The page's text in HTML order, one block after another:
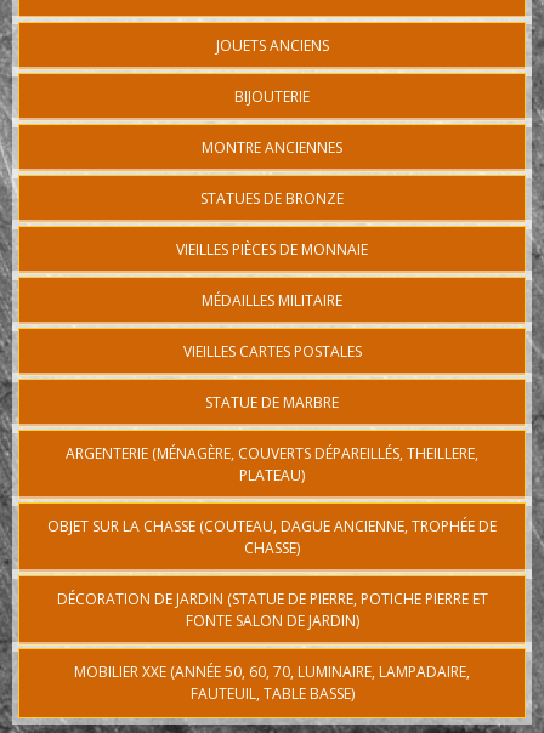
JOUETS ANCIENS
BIJOUTERIE
MONTRE ANCIENNES
STATUES DE BRONZE
VIEILLES PIÈCES DE MONNAIE
MÉDAILLES MILITAIRE
VIEILLES CARTES POSTALES
STATUE DE MARBRE
ARGENTERIE (MÉNAGÈRE, COUVERTS DÉPAREILLÉS, THEILLERE,
PLATEAU)
OBJET SUR LA CHASSE (COUTEAU, DAGUE ANCIENNE, TROPHÉE DE
CHASSE)
DÉCORATION DE JARDIN (STATUE DE PIERRE, POTICHE PIERRE ET
FONTE SALON DE JARDIN)
MOBILIER XXE (ANNÉE 50, 60, 70, LUMINAIRE, LAMPADAIRE,
FAUTEUIL, TABLE BASSE)